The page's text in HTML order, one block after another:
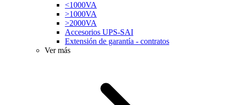
<1000VA
>1000VA
>2000VA
Accesorios UPS-SAI
Extensión de garantía - contratos
Ver más